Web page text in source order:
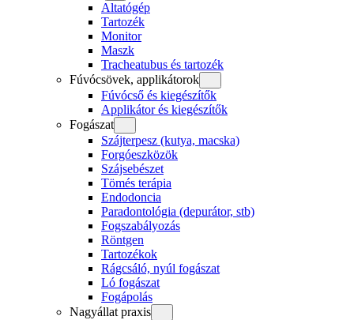
Altatógép
Tartozék
Monitor
Maszk
Tracheatubus és tartozék
Fúvócsövek, applikátorok
Fúvócső és kiegészítők
Applikátor és kiegészítők
Fogászat
Szájterpesz (kutya, macska)
Forgóeszközök
Szájsebészet
Tömés terápia
Endodoncia
Paradontológia (depurátor, stb)
Fogszabályozás
Röntgen
Tartozékok
Rágcsáló, nyúl fogászat
Ló fogászat
Fogápolás
Nagyállat praxis